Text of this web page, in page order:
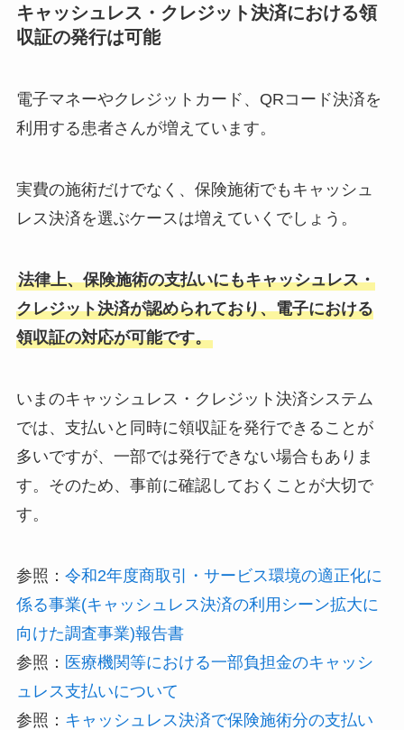
キャッシュレス・クレジット決済における領
収証の発行は可能
電子マネーやクレジットカード、QRコード決済を
利用する患者さんが増えています。
実費の施術だけでなく、保険施術でもキャッシュ
レス決済を選ぶケースは増えていくでしょう。
法律上、保険施術の支払いにもキャッシュレス・
クレジット決済が認められており、電子における
領収証の対応が可能です。
いまのキャッシュレス・クレジット決済システム
では、支払いと同時に領収証を発行できることが
多いですが、一部では発行できない場合もありま
す。そのため、事前に確認しておくことが大切で
す。
参照： 令和2年度商取引・サービス環境の適正化に
係る事業(キャッシュレス決済の利用シーン拡大に
向けた調査事業)報告書
参照： 医療機関等における一部負担金のキャッシ
ュレス支払いについて
参照： キャッシュレス決済で保険施術分の支払い